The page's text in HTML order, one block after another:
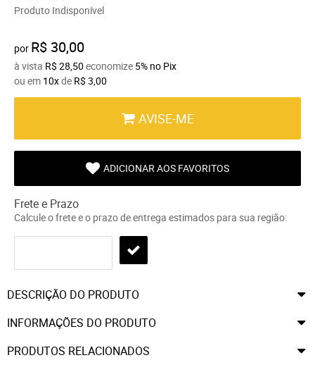
Produto Indisponível
por R$ 30,00
à vista R$ 28,50 economize 5% no Pix
ou em 10xde R$ 3,00
AVISE-ME
ADICIONAR AOS FAVORITOS
Frete e Prazo
Calcule o frete e o prazo de entrega estimados para sua região:
DESCRIÇÃO DO PRODUTO
INFORMAÇÕES DO PRODUTO
PRODUTOS RELACIONADOS